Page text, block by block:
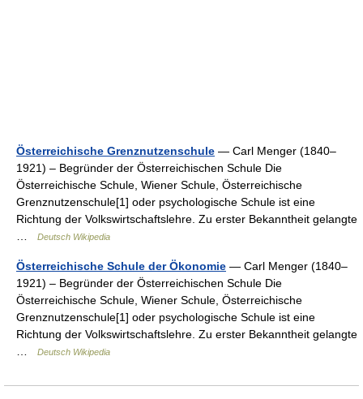
Österreichische Grenznutzenschule — Carl Menger (1840–
1921) – Begründer der Österreichischen Schule Die
Österreichische Schule, Wiener Schule, Österreichische
Grenznutzenschule[1] oder psychologische Schule ist eine
Richtung der Volkswirtschaftslehre. Zu erster Bekanntheit gelangte
Deutsch Wikipedia
Österreichische Schule der Ökonomie — Carl Menger (1840–
1921) – Begründer der Österreichischen Schule Die
Österreichische Schule, Wiener Schule, Österreichische
Grenznutzenschule[1] oder psychologische Schule ist eine
Richtung der Volkswirtschaftslehre. Zu erster Bekanntheit gelangte
Deutsch Wikipedia